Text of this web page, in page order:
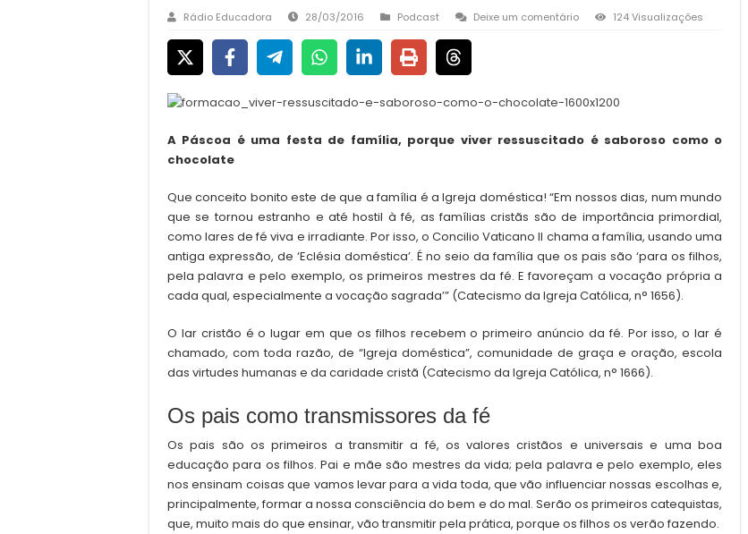
Rádio Educadora 28/03/2016 Podcast Deixe um comentário 124 Visualizações
A Páscoa é uma festa de família, porque viver ressuscitado é saboroso como o
chocolate
Que conceito bonito este de que a família é a Igreja doméstica! “Em nossos dias, num mundo
que se tornou estranho e até hostil à fé, as famílias cristãs são de importância primordial,
como lares de fé viva e irradiante. Por isso, o Concilio Vaticano II chama a família, usando uma
antiga expressão, de ‘Eclésia doméstica’. É no seio da família que os pais são ‘para os filhos,
pela palavra e pelo exemplo, os primeiros mestres da fé. E favoreçam a vocação própria a
cada qual, especialmente a vocação sagrada’” (Catecismo da Igreja Católica, n° 1656).
O lar cristão é o lugar em que os filhos recebem o primeiro anúncio da fé. Por isso, o lar é
chamado, com toda razão, de “Igreja doméstica”, comunidade de graça e oração, escola
das virtudes humanas e da caridade cristã (Catecismo da Igreja Católica, n° 1666).
Os pais como transmissores da fé
Os pais são os primeiros a transmitir a fé, os valores cristãos e universais e uma boa
educação para os filhos. Pai e mãe são mestres da vida; pela palavra e pelo exemplo, eles
nos ensinam coisas que vamos levar para a vida toda, que vão influenciar nossas escolhas e,
principalmente, formar a nossa consciência do bem e do mal. Serão os primeiros catequistas,
que, muito mais do que ensinar, vão transmitir pela prática, porque os filhos os verão fazendo.